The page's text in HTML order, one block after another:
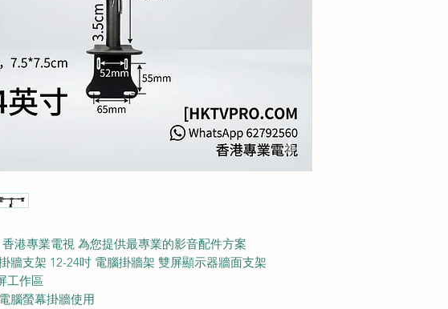
港專業電視 為您提供最專業的影音配件方案
牆支架 12-24吋 電腦掛牆架 雙屏顯示器牆面支架
工作區
腦螢幕掛牆使用